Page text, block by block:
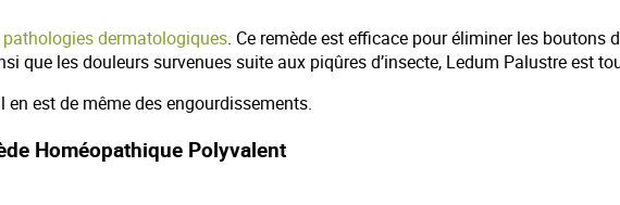
dermatologiques. Ce remède est efficace pour éliminer les boutons
que les douleurs survenues suite aux piqûres d’insecte, Ledum Palustre est
en est de même des engourdissements.
Homéopathique Polyvalent